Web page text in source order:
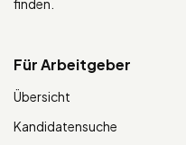
finden.
Für Arbeitgeber
Übersicht
Kandidatensuche